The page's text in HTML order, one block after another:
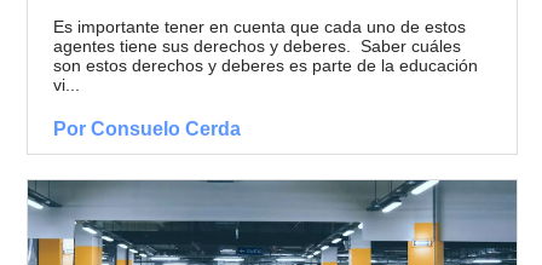
Es importante tener en cuenta que cada uno de estos
agentes tiene sus derechos y deberes. Saber cuáles
son estos derechos y deberes es parte de la educación
vi...
Por Consuelo Cerda